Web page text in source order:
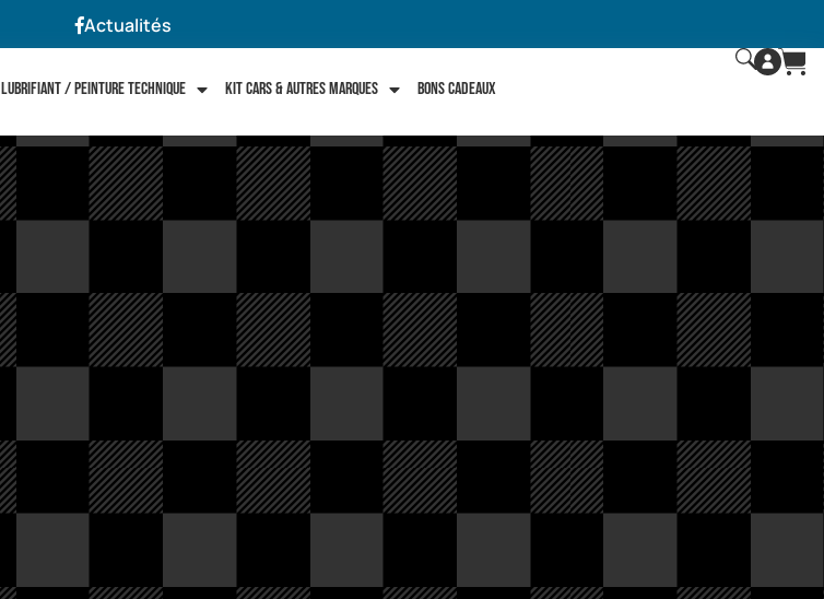
Actualités
Lubrifiant / Peinture technique Kit cars & autres marques Bons Cadeaux